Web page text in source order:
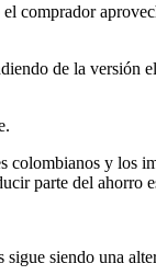
el comprador
de la versión
y los
parte del ahorro
siendo una